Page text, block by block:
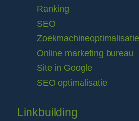
Ranking
SEO
Zoekmachineoptimalisatie
Online marketing bureau
Site in Google
SEO optimalisatie
Linkbuilding